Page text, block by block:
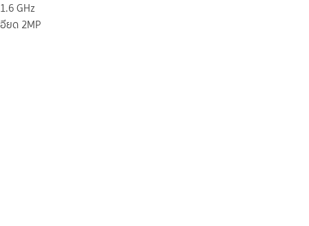
GHz
ยด 2MP